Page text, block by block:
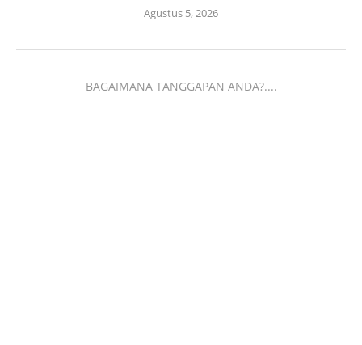
Agustus 5, 2026
BAGAIMANA TANGGAPAN ANDA?....